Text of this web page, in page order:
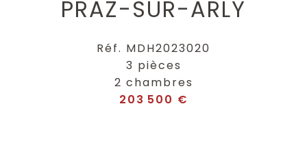
PRAZ-SUR-ARLY
Réf. MDH2023020
3 pièces
2 chambres
203 500 €